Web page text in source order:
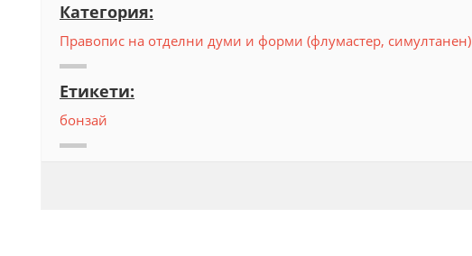
Категория:
Правопис на отделни думи и форми (флумастер, симултанен)
Етикети:
бонзай